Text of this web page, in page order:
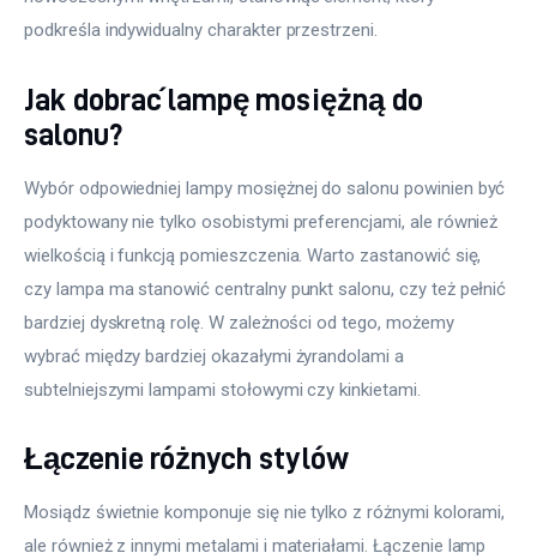
podkreśla indywidualny charakter przestrzeni.
Jak dobrać lampę mosiężną do
salonu?
Wybór odpowiedniej lampy mosiężnej do salonu powinien być
podyktowany nie tylko osobistymi preferencjami, ale również
wielkością i funkcją pomieszczenia. Warto zastanowić się,
czy lampa ma stanowić centralny punkt salonu, czy też pełnić
bardziej dyskretną rolę. W zależności od tego, możemy
wybrać między bardziej okazałymi żyrandolami a
subtelniejszymi lampami stołowymi czy kinkietami.
Łączenie różnych stylów
Mosiądz świetnie komponuje się nie tylko z różnymi kolorami,
ale również z innymi metalami i materiałami. Łączenie lamp